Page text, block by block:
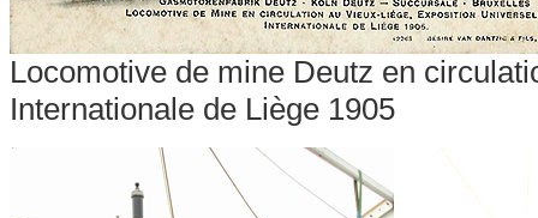
Locomotive de mine Deutz en
Internationale de Liège 1905